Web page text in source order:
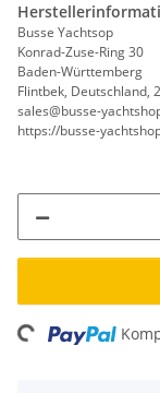
Busse Yachtsop
Konrad-Zuse-Ring 30
Baden-Württemberg
Flintbek, Deutschland,
sales@busse-
https://busse-